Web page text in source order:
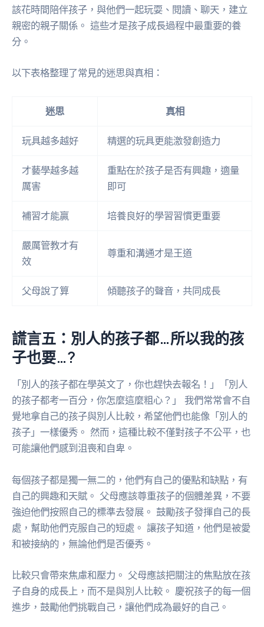
該花時間陪伴孩子，與他們一起玩耍、閱讀、聊天，建立
親密的親子關係。 這些才是孩子成長過程中最重要的養
分。
以下表格整理了常見的迷思與真相：
迷思 真相
玩具越多越好 精選的玩具更能激發創造力
才藝學越多越
厲害
重點在於孩子是否有興趣，適量
即可
補習才能贏 培養良好的學習習慣更重要
嚴厲管教才有
效
尊重和溝通才是王道
父母說了算 傾聽孩子的聲音，共同成長
謊言五：別人的孩子都…所以我的孩
子也要…?
「別人的孩子都在學英文了，你也趕快去報名！」「別人
的孩子都考一百分，你怎麼這麼粗心？」 我們常常會不自
覺地拿自己的孩子與別人比較，希望他們也能像「別人的
孩子」一樣優秀。 然而，這種比較不僅對孩子不公平，也
可能讓他們感到沮喪和自卑。
每個孩子都是獨一無二的，他們有自己的優點和缺點，有
自己的興趣和天賦。 父母應該尊重孩子的個體差異，不要
強迫他們按照自己的標準去發展。 鼓勵孩子發揮自己的長
處，幫助他們克服自己的短處。 讓孩子知道，他們是被愛
和被接納的，無論他們是否優秀。
比較只會帶來焦慮和壓力。 父母應該把關注的焦點放在孩
子自身的成長上，而不是與別人比較。 慶祝孩子的每一個
進步，鼓勵他們挑戰自己，讓他們成為最好的自己。